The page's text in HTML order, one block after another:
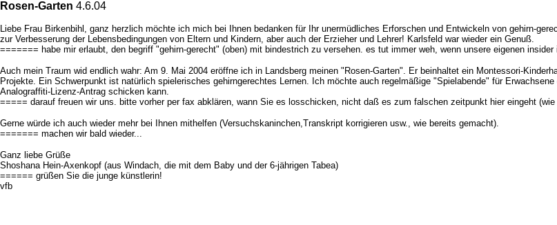
Rosen-Garten 4.6.04
Liebe Frau Birkenbihl, ganz herzlich möchte ich mich bei Ihnen bedanken für Ihr unermüdliches Erforschen und Entwickeln von gehirn-
zur Verbesserung der Lebensbedingungen von Eltern und Kindern, aber auch der Erzieher und Lehrer! Karlsfeld war wieder ein Genuß.
======= habe mir erlaubt, den begriff "gehirn-gerecht" (oben) mit bindestrich zu versehen. es tut immer weh, wenn unsere eigenen
Auch mein Traum wid endlich wahr: Am 9. Mai 2004 eröffne ich in Landsberg meinen "Rosen-Garten". Er beinhaltet ein Montessori-
Projekte. Ein Schwerpunkt ist natürlich spielerisches gehirngerechtes Lernen. Ich möchte auch regelmäßige "Spielabende" für
Analograffiti-Lizenz-Antrag schicken kann.
===== darauf freuen wir uns. bitte vorher per fax abklären, wann Sie es losschicken, nicht daß es zum falschen zeitpunkt hier eingeht
Gerne würde ich auch wieder mehr bei Ihnen mithelfen (Versuchskaninchen,Transkript korrigieren usw., wie bereits gemacht).
======= machen wir bald wieder...
Ganz liebe Grüße
Shoshana Hein-Axenkopf (aus Windach, die mit dem Baby und der 6-jährigen Tabea)
====== grüßen Sie die junge künstlerin!
vfb